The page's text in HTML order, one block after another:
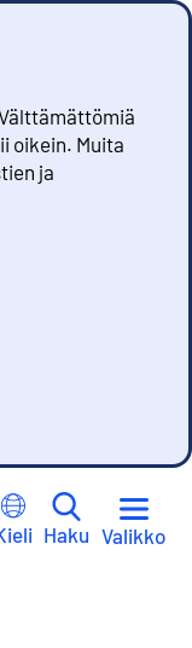
oikein. Muita
ja
Haku Valikko